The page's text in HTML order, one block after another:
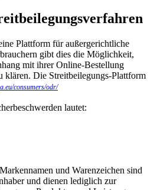
Plattform für außergerichtliche
gibt dies die Möglichkeit,
mit ihrer Online-Bestellung
klären. Die Streitbeilegungs-Plattform
consumers/odr/
lautet:
und Warenzeichen sind
und dienen lediglich zur